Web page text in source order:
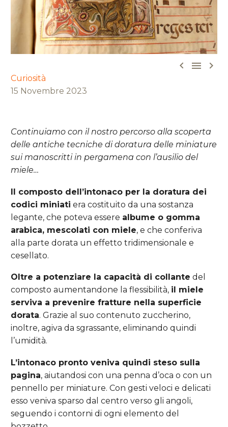
  
Curiosità
15 Novembre 2023
Continuiamo con il nostro percorso alla scoperta
delle antiche tecniche di doratura delle miniature
sui manoscritti in pergamena con l’ausilio del
miele…
Il composto dell’intonaco per la doratura dei
codici miniati era costituito da una sostanza
legante, che poteva essere albume o gomma
arabica, mescolati con miele, e che conferiva
alla parte dorata un effetto tridimensionale e
cesellato.
Oltre a potenziare la capacità di collante del
composto aumentandone la flessibilità, il miele
serviva a prevenire fratture nella superficie
dorata. Grazie al suo contenuto zuccherino,
inoltre, agiva da sgrassante, eliminando quindi
l’umidità.
L’intonaco pronto veniva quindi steso sulla
pagina, aiutandosi con una penna d’oca o con un
pennello per miniature. Con gesti veloci e delicati
esso veniva sparso dal centro verso gli angoli,
seguendo i contorni di ogni elemento del